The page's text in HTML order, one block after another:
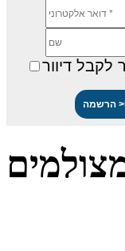
לקבל דיוור
הרשמה